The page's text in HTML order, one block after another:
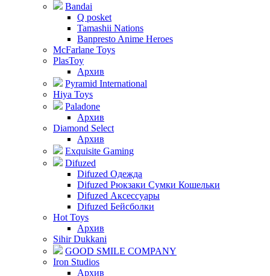
Bandai
Q posket
Tamashii Nations
Banpresto Anime Heroes
McFarlane Toys
PlasToy
Архив
Pyramid International
Hiya Toys
Paladone
Архив
Diamond Select
Архив
Exquisite Gaming
Difuzed
Difuzed Одежда
Difuzed Рюкзаки Сумки Кошельки
Difuzed Аксессуары
Difuzed Бейсболки
Hot Toys
Архив
Sihir Dukkani
GOOD SMILE COMPANY
Iron Studios
Архив